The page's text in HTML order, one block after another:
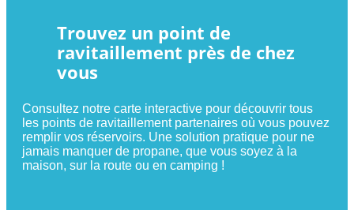
Trouvez un point de
ravitaillement près de chez
vous
Consultez notre carte interactive pour découvrir tous
les points de ravitaillement partenaires où vous pouvez
remplir vos réservoirs. Une solution pratique pour ne
jamais manquer de propane, que vous soyez à la
maison, sur la route ou en camping !